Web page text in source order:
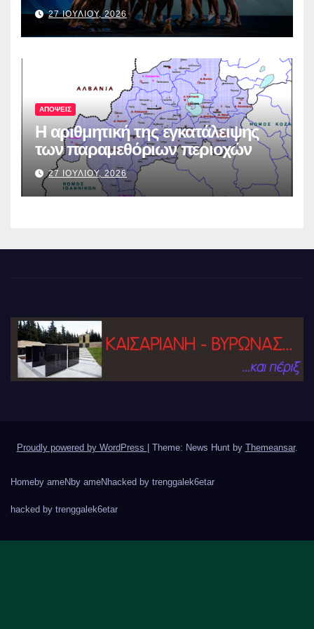
27 ΙΟΥΛΙΟΥ, 2026
ΑΠΟΨΕΙΣ
Η αριθμητική της εγκατάλειψης
των παραμεθόριων περιοχών
27 ΙΟΥΛΙΟΥ, 2026
Proudly powered by WordPress Theme: News Hunt by Themeansar.
Homeby ameN by ameN hacked by trenggalek6etar
hacked by trenggalek6etar